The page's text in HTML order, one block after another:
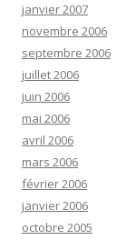
janvier 2007
novembre 2006
septembre 2006
juillet 2006
juin 2006
mai 2006
avril 2006
mars 2006
février 2006
janvier 2006
octobre 2005